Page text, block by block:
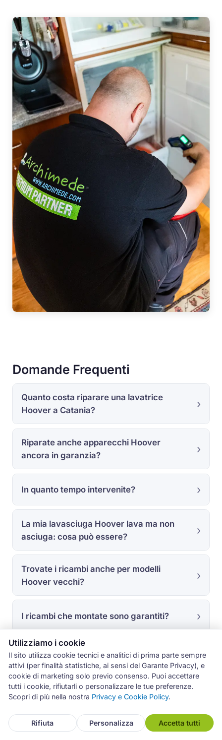
Domande Frequenti
Quanto costa riparare una lavatrice
Hoover a Catania?
Riparate anche apparecchi Hoover
ancora in garanzia?
In quanto tempo intervenite?
La mia lavasciuga Hoover lava ma non
asciuga: cosa può essere?
Trovate i ricambi anche per modelli
Hoover vecchi?
I ricambi che montate sono garantiti?
L'esperienza sul campo con
I dati di questa pagina derivano dagli interventi
Utilizziamo i cookie
Il sito utilizza cookie tecnici e analitici di prima parte sempre
attivi (per finalità statistiche, ai sensi del Garante Privacy), e
cookie di marketing solo previo consenso. Puoi accettare
tutti i cookie, rifiutarli o personalizzare le tue preferenze.
Scopri di più nella nostra Privacy e Cookie Policy.
Rifiuta Personalizza Accetta tutti